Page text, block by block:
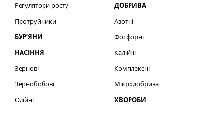
Регулятори росту
Протруйники
БУР’ЯНИ
НАСІННЯ
Зернові
Зернобобові
Олійні
ДОБРИВА
Азотні
Фосфорні
Калійні
Комплексні
Мікродобрива
ХВОРОБИ